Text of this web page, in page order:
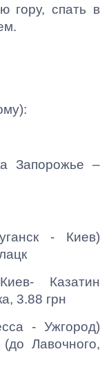
гору, спать в
Запорожье –
- Киев)
Казатин
3.88 грн
- Ужгород)
Лавочного,